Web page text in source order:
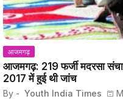
आजमगढ़
आजमगढ़: 219 फर्जी मदरसा
2017 में हुई थी जांच
By - Youth India Times